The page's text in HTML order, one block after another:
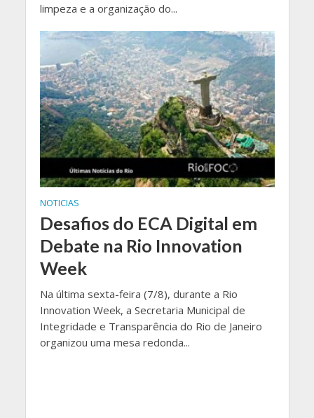
limpeza e a organização do...
NOTICIAS
Desafios do ECA Digital em
Debate na Rio Innovation
Week
Na última sexta-feira (7/8), durante a Rio
Innovation Week, a Secretaria Municipal de
Integridade e Transparência do Rio de Janeiro
organizou uma mesa redonda...